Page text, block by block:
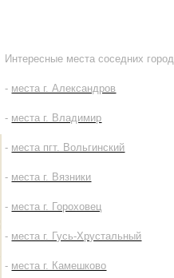
Интересные места соседних
- места г. Александров
- места г. Владимир
- места пгт. Вольгинский
- места г. Вязники
- места г. Гороховец
- места г. Гусь-Хрустальный
- места г. Камешково